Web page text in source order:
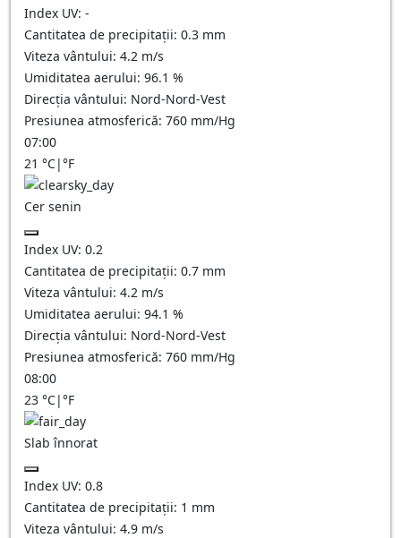
Index UV: -
Cantitatea de precipitații: 0.3 mm
Viteza vântului: 4.2 m/s
Umiditatea aerului: 96.1 %
Direcția vântului: Nord-Nord-Vest
Presiunea atmosferică: 760 mm/Hg
07:00
21 °C|°F
Cer senin
Index UV: 0.2
Cantitatea de precipitații: 0.7 mm
Viteza vântului: 4.2 m/s
Umiditatea aerului: 94.1 %
Direcția vântului: Nord-Nord-Vest
Presiunea atmosferică: 760 mm/Hg
08:00
23 °C|°F
Slab înnorat
Index UV: 0.8
Cantitatea de precipitații: 1 mm
Viteza vântului: 4.9 m/s